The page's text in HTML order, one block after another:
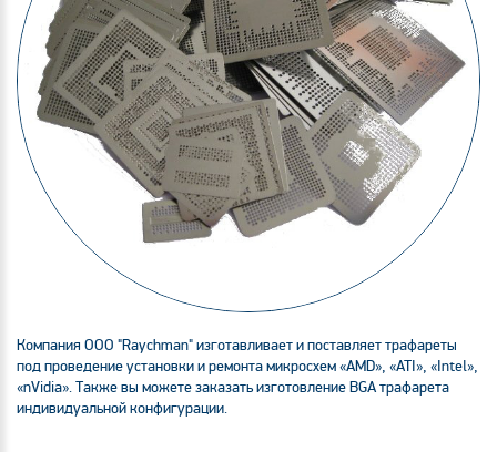
Компания ООО "Raychman" изготавливает и поставляет трафареты
под проведение установки и ремонта микросхем «AMD», «ATI», «Intel»,
«nVidia». Также вы можете заказать изготовление BGA трафарета
индивидуальной конфигурации.